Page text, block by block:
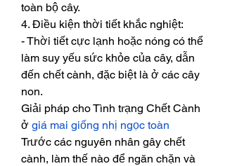
toàn bộ cây.
4. Điều kiện thời tiết khắc nghiệt:
- Thời tiết cực lạnh hoặc nóng có thể
làm suy yếu sức khỏe của cây, dẫn
đến chết cành, đặc biệt là ở các cây
non.
Giải pháp cho Tình trạng Chết Cành
ở giá mai giống nhị ngọc toàn
Trước các nguyên nhân gây chết
cành, làm thế nào để ngăn chặn và